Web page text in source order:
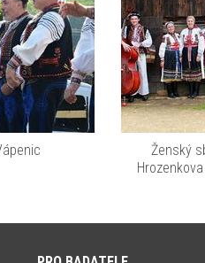
Ženský